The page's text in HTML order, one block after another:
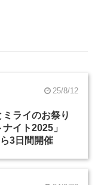
25/8/12
ライのお祭り
イト2025」
3日間開催